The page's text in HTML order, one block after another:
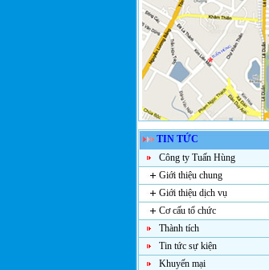
TIN TỨC
Công ty Tuấn Hùng
Giới thiệu chung
Giới thiệu dịch vụ
Cơ cấu tổ chức
Thành tích
Tin tức sự kiện
Khuyến mại